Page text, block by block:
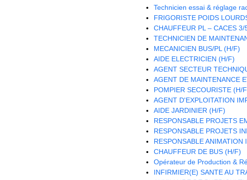
Technicien essai & réglage
FRIGORISTE POIDS
CHAUFFEUR PL – CACES 3/
TECHNICIEN DE
MECANICIEN BUS/PL (H/F)
AIDE ELECTRICIEN (H/F)
AGENT SECTEUR
AGENT DE MAINTENANCE
POMPIER SECOURISTE (H/
AGENT D'EXPLOITATION
AIDE JARDINIER (H/F)
RESPONSABLE PROJETS
RESPONSABLE PROJETS
RESPONSABLE ANIMATION
CHAUFFEUR DE BUS (H/F)
Opérateur de Production &
INFIRMIER(E) SANTE AU